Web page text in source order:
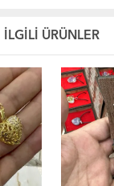
İLGİLİ ÜRÜNLER